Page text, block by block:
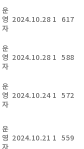
운
영
자
2024.10.28 1 617
운
영
자
2024.10.28 1 588
운
영
자
2024.10.24 1 572
운
영
자
2024.10.21 1 559